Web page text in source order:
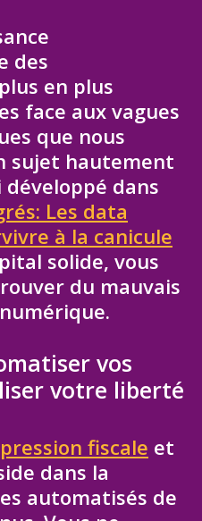
des
en plus
face aux vagues
que nous
sujet hautement
dans
Les data
à la canicule
solide, vous
du mauvais
vos
votre liberté
pression fiscale et
dans la
automatisés de